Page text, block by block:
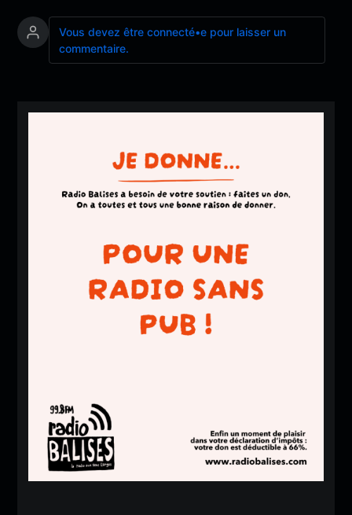
Vous devez être connecté•e pour laisser un
commentaire.